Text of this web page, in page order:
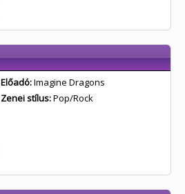
Előadó:Imagine Dragons
Zenei stílus:Pop/Rock